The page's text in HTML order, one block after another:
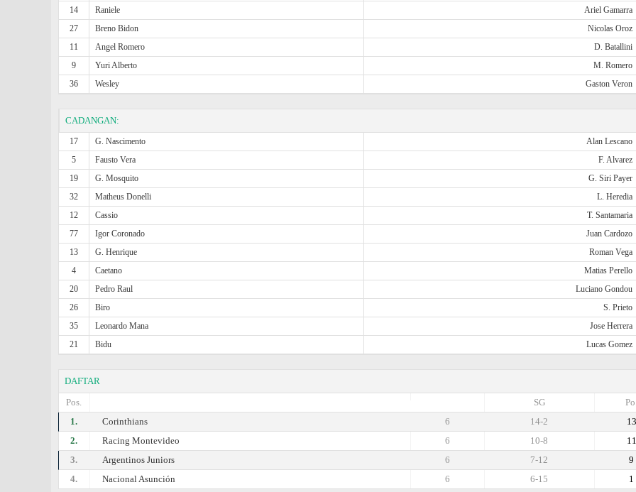
14
Raniele Ariel Gamarra
27
Breno Bidon Nicolas Oroz
11
Angel Romero D. Batallini
9
Yuri Alberto M. Romero
36
Wesley Gaston Veron
CADANGAN:
17 G. Nascimento Alan Lescano
5
Fausto Vera F. Alvarez
19
G. Mosquito G. Siri Payer
32
Matheus Donelli L. Heredia
12
Cassio T. Santamaria
77
Igor Coronado Juan Cardozo
13
G. Henrique Roman Vega
4
Caetano Matias Perello
20
Pedro Raul Luciano Gondou
26
Biro S. Prieto
35
Leonardo Mana Jose Herrera
21
Bidu Lucas Gomez
DAFTAR
Pos.
Po.
SG
1.
Corinthians 13
14-2
6
2.
Racing Montevideo 11
10-8
6
3.
Argentinos Juniors 9
7-12
6
4.
Nacional Asunción 1
6-15
6